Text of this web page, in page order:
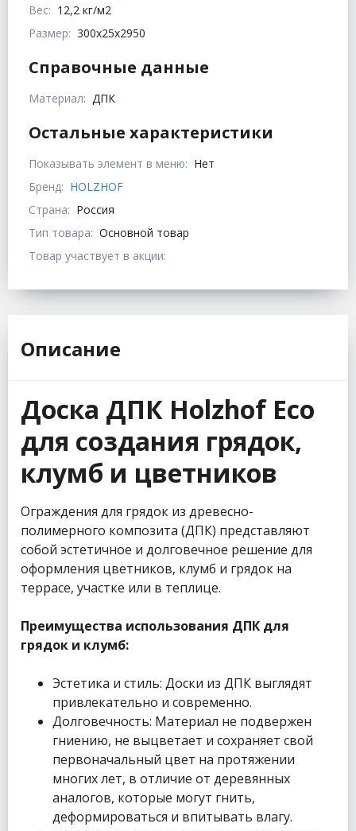
Вес: 12,2 кг/м2
Размер: 300x25x2950
Справочные данные
Материал: ДПК
Остальные характеристики
Показывать элемент в меню: Нет
Бренд: HOLZHOF
Страна: Россия
Тип товара: Основной товар
Товар участвует в акции:
Описание
Доска ДПК Holzhof Eco
для создания грядок,
клумб и цветников
Ограждения для грядок из древесно-
полимерного композита (ДПК) представляют
собой эстетичное и долговечное решение для
оформления цветников, клумб и грядок на
террасе, участке или в теплице.
Преимущества использования ДПК для
грядок и клумб:
Эстетика и стиль: Доски из ДПК выглядят
привлекательно и современно.
Долговечность: Материал не подвержен
гниению, не выцветает и сохраняет свой
первоначальный цвет на протяжении
многих лет, в отличие от деревянных
аналогов, которые могут гнить,
деформироваться и впитывать влагу.